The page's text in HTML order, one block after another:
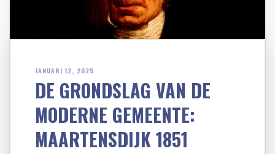
JANUARI 12, 2025
DE GRONDSLAG VAN DE
MODERNE GEMEENTE:
MAARTENSDIJK 1851